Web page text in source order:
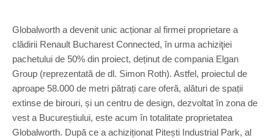
Globalworth a devenit unic acționar al firmei proprietare a
clădirii Renault Bucharest Connected, în urma achiziţiei
pachetului de 50% din proiect, deținut de compania Elgan
Group (reprezentată de dl. Simon Roth). Astfel, proiectul de
aproape 58.000 de metri pătrați care oferă, alături de spații
extinse de birouri, și un centru de design, dezvoltat în zona de
vest a Bucureștiului, este acum în totalitate proprietatea
Globalworth. După ce a achiziționat Pitești Industrial Park, al